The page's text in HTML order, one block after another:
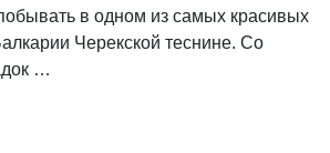
в одном из самых красивых
Черекской теснине. Со
…